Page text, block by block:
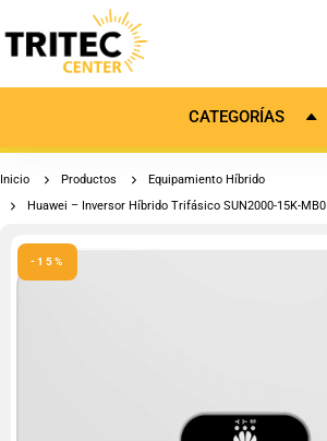
CATEGORÍAS
Inicio Productos
Equipamiento Híbrido
Huawei – Inversor Híbrido Trifásico SUN2000-15K-MB0
-15%